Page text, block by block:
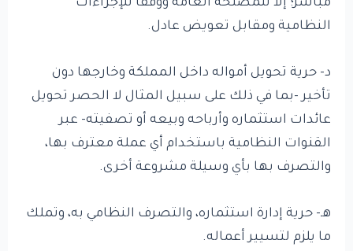
مباشر؛ إلا للمصلحة العامة ووفقاً للإجراءات
النظامية ومقابل تعويض عادل.
د- حرية تحويل أمواله داخل المملكة وخارجها دون
تأخير -بما في ذلك على سبيل المثال لا الحصر تحويل
عائدات استثماره وأرباحه وبيعه أو تصفيته- عبر
القنوات النظامية باستخدام أي عملة معترف بها،
والتصرف بها بأي وسيلة مشروعة أخرى.
هـ- حرية إدارة استثماره، والتصرف النظامي به، وتملك
ما يلزم لتسيير أعماله.